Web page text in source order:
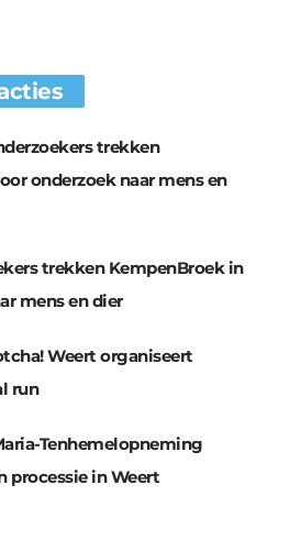
trekken
onderzoek naar mens en
trekken KempenBroek in
mens en dier
Weert organiseert
run
Tenhemelopneming
processie in Weert